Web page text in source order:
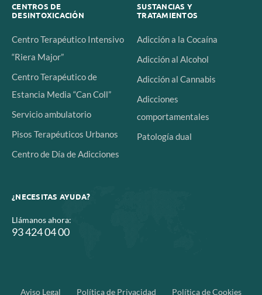
CENTROS DE
DESINTOXICACIÓN
Centro Terapéutico Intensivo
“Riera Major”
Centro Terapéutico de
Estancia Media “Can Coll”
Servicio ambulatorio
Pisos Terapéuticos Urbanos
Centro de Día de Adicciones
SUSTANCIAS Y
TRATAMIENTOS
Adicción a la Cocaína
Adicción al Alcohol
Adicción al Cannabis
Adicciones
comportamentales
Patología dual
¿NECESITAS AYUDA?
Llámanos ahora:
93 424 04 00
Aviso Legal Política de Privacidad Política de Cookies